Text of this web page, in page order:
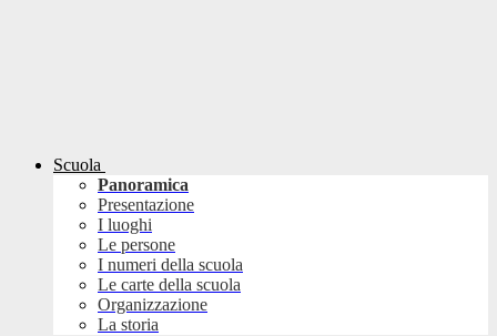
Scuola
Panoramica
Presentazione
I luoghi
Le persone
I numeri della scuola
Le carte della scuola
Organizzazione
La storia